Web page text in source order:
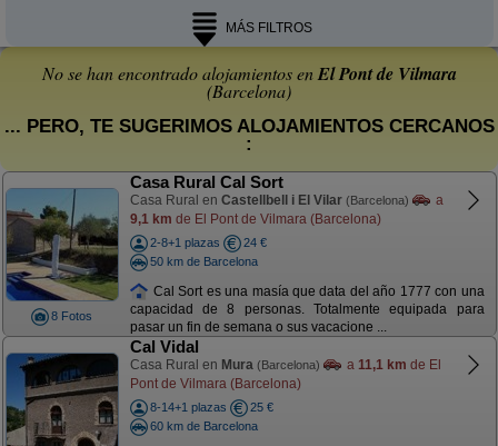
MÁS FILTROS
No se han encontrado alojamientos enEl Pont de Vilmara
(Barcelona)
... PERO, TE SUGERIMOS ALOJAMIENTOS CERCANOS
:
8 Fotos
Casa Rural Cal Sort
Casa Rural en Castellbell i El Vilar (Barcelona)
a
9,1 km de El Pont de Vilmara (Barcelona)
2-8+1 plazas
24 €
50 km de Barcelona
Cal Sort es una masía que data del año 1777 con una
capacidad de 8 personas. Totalmente equipada para
pasar un fin de semana o sus vacacione ...
Cal Vidal
Casa Rural en Mura (Barcelona) a 11,1 km de El
Pont de Vilmara (Barcelona)
8-14+1 plazas
25 €
60 km de Barcelona